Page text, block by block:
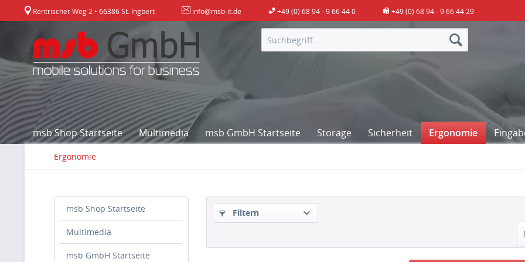
Rentrischer Weg 2 • 66386 St. Ingbert info@msb-it.de +49 (0) 68 94 - 9 66 44 0 +49 (0) 68 94 - 9 66 44 29
msb Shop Startseite Multimedia msb GmbH Startseite Storage Sicherheit Ergonomie
Ergonomie
msb Shop Startseite
Multimedia
msb GmbH Startseite
Filtern